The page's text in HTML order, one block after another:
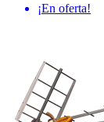
¡En oferta!